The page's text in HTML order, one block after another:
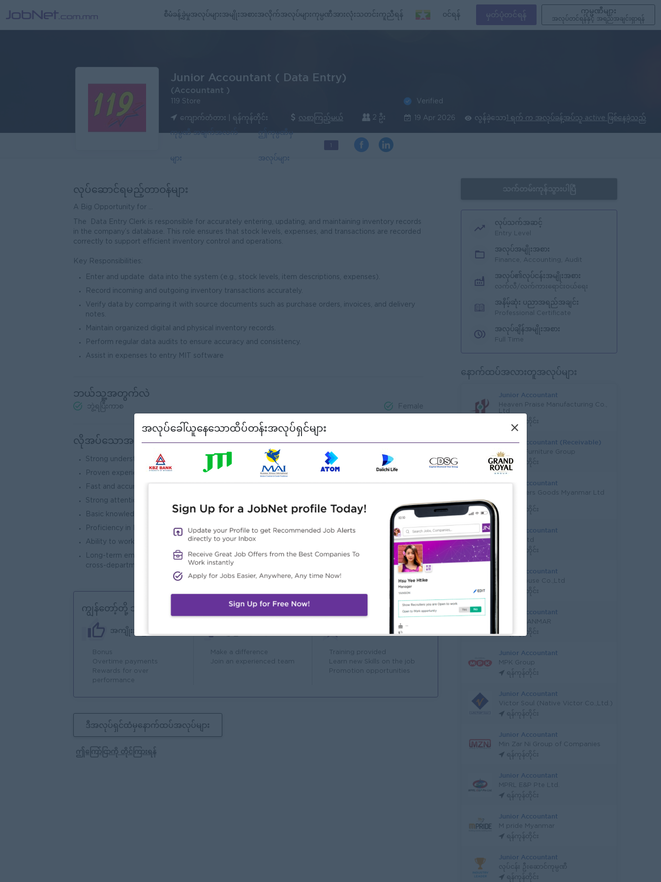
စီမံခန့်ခွဲမှုအလုပ်များအမျိုးအစားအလိုက်အလုပ်များကုမ္ပဏီအားလုံးသတင်းကူညီရန် ၀င်ရန် မှတ်ပုံတင်ရန်
ကုမ္ပဏီများ
အလုပ်တင်ရန်နှင့် အရည်အချင်းရှာရန်
Junior Accountant ( Data Entry)
(Accountant )
119 Store
ကျောက်တံတား | ရန်ကုန်တိုင်း လစာကြည့်မယ် 2 ဦး
Verified
19 Apr 2026 လွန်ခဲ့သော 1 ရက် က အလုပ်ခန့်အပ်သူ active ဖြစ်နေခဲ့သည်
ကုမ္ပဏီ အချက်အလက်
များ
ဤကုမ္ပဏီမှ
အလုပ်များ
1
လုပ်ဆောင်ရမည့်တာဝန်များ
A Big Opportunity for ...
The Data Entry Clerk is responsible for accurately entering, updating, and maintaining inventory records
in the company’s database. This role ensures that stock levels, expenses, and transactions are recorded
correctly to support efficient inventory control and operations.
Key Responsibilities:
Enter and update data into the system (e.g., stock levels, item descriptions, expenses).
Record incoming and outgoing inventory transactions accurately.
Verify data by comparing it with source documents such as purchase orders, invoices, and delivery
notes.
Maintain organized digital and physical inventory records.
Perform regular data audits to ensure accuracy and consistency.
Assist in expenses to entry MIT software
ဘယ်သူ့အတွက်လဲ
ဘွဲ့ရပြီးကာစ Female
လိုအပ်သောအရည်အချင်း
Strong understanding of basic Accounting principles (LCCI Level 1-2)
Proven experience in data entry, inventory, or administrative roles.
Fast and accurate typing skills.
Strong attention to detail and organizational skills.
Basic knowledge of inventory systems or ERP software
Proficiency in Microsoft Excel and data management tools.
Ability to work independently and meet deadlines.
Long-term employees build deeper internal relationships, which can lead to mentorship and better
cross-departmental collaboration.
ကျွန်တော့်တို့ ဘာတွေကမ်းလှမ်းနိုင်သလဲ
အကျိုးအမြတ်
Bonus
Overtime payments
Rewards for over
performance
Make a difference
Join an experienced team
အခွင့်အလမ်းများ
Training provided
Learn new Skills on the job
Promotion opportunities
ဒီအလုပ်ရှင်ထံမှနောက်ထပ်အလုပ်များ
ဤကြော်ငြာကို တိုင်ကြားရန်
လုပ်သက်အဆင့်
Entry Level
အလုပ်အမျိုးအစား
Finance, Accounting, Audit
အလုပ်၏လုပ်ငန်းအမျိုးအစား
လက်လီ/လက်ကားရောင်းဝယ်ရေး
အနိမ့်ဆုံး ပညာအရည်အချင်း
Professional Certificate
အလုပ်ချိန်အမျိုးအစား
Full Time
နောက်ထပ်အလားတူအလုပ်များ
Junior Accountant
Heaven Praise Manufacturing Co.,
Ltd
ရန်ကုန်တိုင်း
Junior Accountant (Receivable)
URBAN Furniture Group
ရန်ကုန်တိုင်း
Junior Accountant
Consumers Goods Myanmar Ltd
ရန်ကုန်တိုင်း
Junior Accountant
IBS Co.,Ltd
ရန်ကုန်တိုင်း
Junior Accountant
Scrub House Co.,Ltd
ရန်ကုန်တိုင်း
Junior Accountant
AION MYANMAR
ရန်ကုန်တိုင်း
Junior Accountant
MPK Group
ရန်ကုန်တိုင်း
Junior Accountant
Victor Soul (Native Victor Co.,Ltd.)
ရန်ကုန်တိုင်း
Junior Accountant
Min Zar Ni Group of Companies
ရန်ကုန်တိုင်း
Junior Accountant
MPRL E&P Pte Ltd.
ရန်ကုန်တိုင်း
Junior Accountant
M pride Myanmar
ရန်ကုန်တိုင်း
Junior Accountant
လုပ်ငန်း ဦးဆောင်ကုမ္ပဏီ
ရန်ကုန်တိုင်း
အလုပ်ခေါ်ယူနေသောထိပ်တန်းအလုပ်ရှင်များ ×